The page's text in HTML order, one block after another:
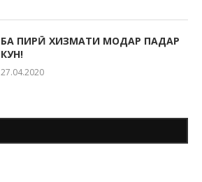
БА ПИРӢ ХИЗМАТИ МОДАР ПАДАР
КУН!
27.04.2020